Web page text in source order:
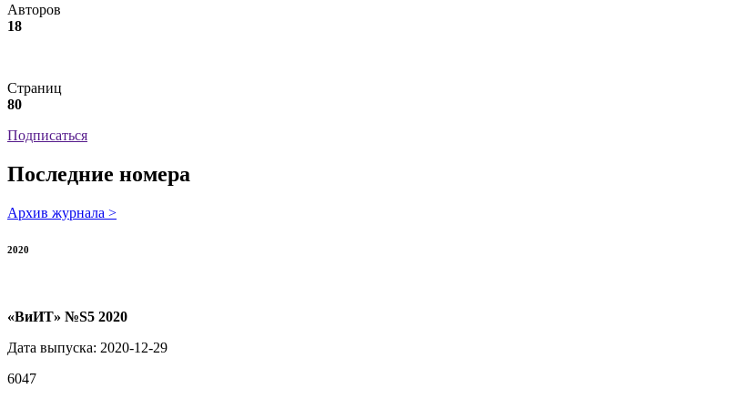
Авторов
18
Страниц
80
Подписаться
Последние номера
Архив журнала >
2020
«ВиИТ» №S5 2020
Дата выпуска: 2020-12-29
6047